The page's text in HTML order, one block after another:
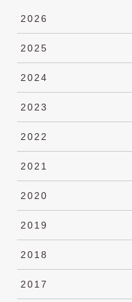
2026
2025
2024
2023
2022
2021
2020
2019
2018
2017